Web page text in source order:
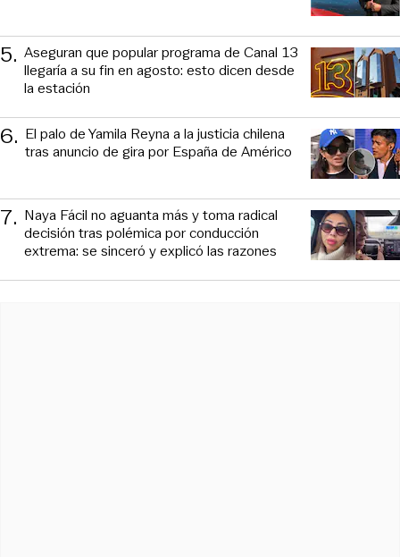
5. Aseguran que popular programa de Canal 13
llegaría a su fin en agosto: esto dicen desde
la estación
6. El palo de Yamila Reyna a la justicia chilena
tras anuncio de gira por España de Américo
7. Naya Fácil no aguanta más y toma radical
decisión tras polémica por conducción
extrema: se sinceró y explicó las razones